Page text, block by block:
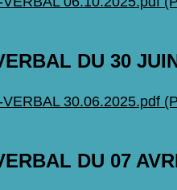
DU 30
30.06.2025.pdf
DU 07